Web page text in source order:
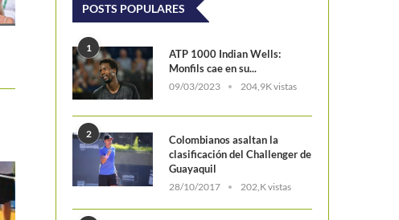
EL DESPISTE DE NOVAK
POSTS POPULARES
1
ATP 1000 Indian Wells:
Monfils cae en su...
09/03/2023 204,9K vistas
2
Colombianos asaltan la
clasificación del Challenger de
Guayaquil
28/10/2017 202,K vistas